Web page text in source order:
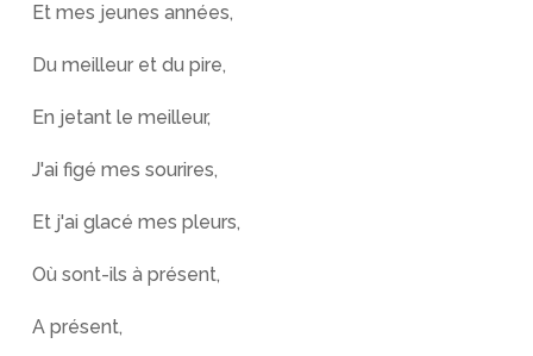
Et mes jeunes années,
Du meilleur et du pire,
En jetant le meilleur,
J'ai figé mes sourires,
Et j'ai glacé mes pleurs,
Où sont-ils à présent,
A présent,